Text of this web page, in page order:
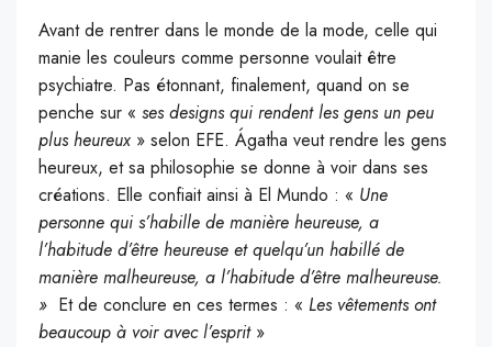
Avant de rentrer dans le monde de la mode, celle qui
manie les couleurs comme personne voulait être
psychiatre. Pas étonnant, finalement, quand on se
penche sur « ses designs qui rendent les gens un peu
plus heureux » selon EFE. Ágatha veut rendre les gens
heureux, et sa philosophie se donne à voir dans ses
créations. Elle confiait ainsi à El Mundo : « Une
personne qui s’habille de manière heureuse, a
l’habitude d’être heureuse et quelqu’un habillé de
manière malheureuse, a l’habitude d’être malheureuse.
» Et de conclure en ces termes : « Les vêtements ont
beaucoup à voir avec l’esprit »